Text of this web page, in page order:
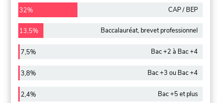
32% CAP / BEP
13,5% Baccalauréat, brevet professionnel
7,5% Bac +2 à Bac +4
3,8% Bac +3 ou Bac +4
2,4% Bac +5 et plus